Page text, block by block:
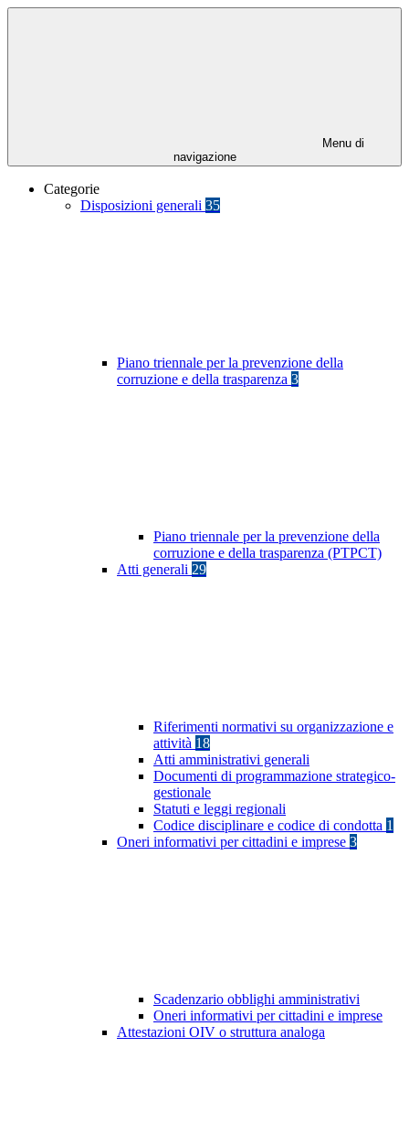
Menu di
navigazione
Categorie
Disposizioni generali 35
Piano triennale per la prevenzione della
corruzione e della trasparenza 3
Piano triennale per la prevenzione della
corruzione e della trasparenza (PTPCT)
Atti generali 29
Riferimenti normativi su organizzazione e
attività 18
Atti amministrativi generali
Documenti di programmazione strategico-
gestionale
Statuti e leggi regionali
Codice disciplinare e codice di condotta 1
Oneri informativi per cittadini e imprese 3
Scadenzario obblighi amministrativi
Oneri informativi per cittadini e imprese
Attestazioni OIV o struttura analoga